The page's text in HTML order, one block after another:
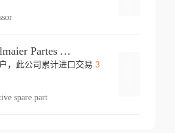
Dpm Draexlmaier Partes Automotrices Corr Ind Huejotzingo
，此公司累计进口交易 3
spare part